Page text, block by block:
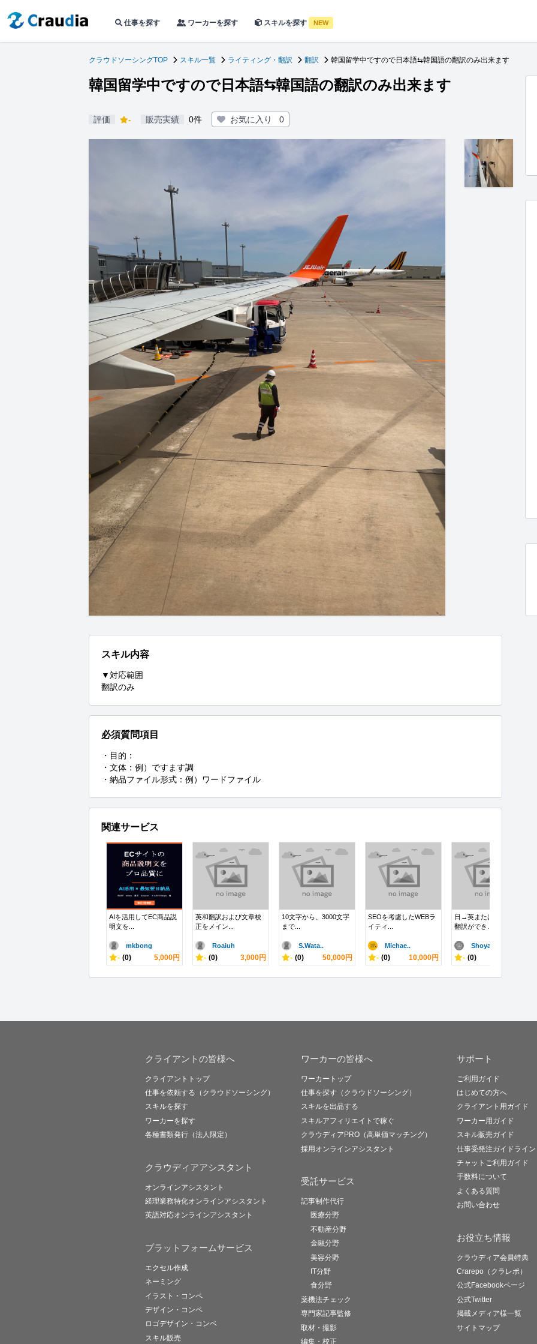
仕事を探す ワーカーを探す スキルを探す NEW
クラウドソーシングTOP スキル一覧 ライティング・翻訳 翻訳 韓国留学中ですので日本語⇆韓国語の翻訳のみ出来ます
韓国留学中ですので日本語⇆韓国語の翻訳のみ出来ます
評価 - 販売実績 0件 お気に入り 0
スキル内容
▼対応範囲
翻訳のみ
必須質問項目
・目的：
・文体：例）ですます調
・納品ファイル形式：例）ワードファイル
関連サービス
AIを活用してEC商品説
明文を...
mkbong
- (0) 5,000円
英和翻訳および文章校
正をメイン...
Roaiuh
- (0) 3,000円
10文字から、3000文字
まで...
S.Wata..
- (0) 50,000円
SEOを考慮したWEBラ
イティ...
Michae..
- (0) 10,000円
日→英または英→日の
翻訳ができ...
Shoyam..
- (0)
クライアントの皆様へ
クライアントトップ
仕事を依頼する（クラウドソーシング）
スキルを探す
ワーカーを探す
各種書類発行（法人限定）
クラウディアアシスタント
オンラインアシスタント
経理業務特化オンラインアシスタント
英語対応オンラインアシスタント
プラットフォームサービス
エクセル作成
ネーミング
イラスト・コンペ
デザイン・コンペ
ロゴデザイン・コンペ
スキル販売
ワーカーの皆様へ
ワーカートップ
仕事を探す（クラウドソーシング）
スキルを出品する
スキルアフィリエイトで稼ぐ
クラウディアPRO（高単価マッチング）
採用オンラインアシスタント
受託サービス
記事制作代行
医療分野
不動産分野
金融分野
美容分野
IT分野
食分野
薬機法チェック
専門家記事監修
取材・撮影
編集・校正
サポート
ご利用ガイド
はじめての方へ
クライアント用ガイド
ワーカー用ガイド
スキル販売ガイド
仕事受発注ガイドライン
チャットご利用ガイド
手数料について
よくある質問
お問い合わせ
お役立ち情報
クラウディア会員特典
Crarepo（クラレポ）
公式Facebookページ
公式Twitter
掲載メディア様一覧
サイトマップ